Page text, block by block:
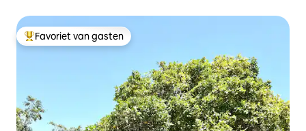
Topfavoriet van gasten
Favoriet van gasten